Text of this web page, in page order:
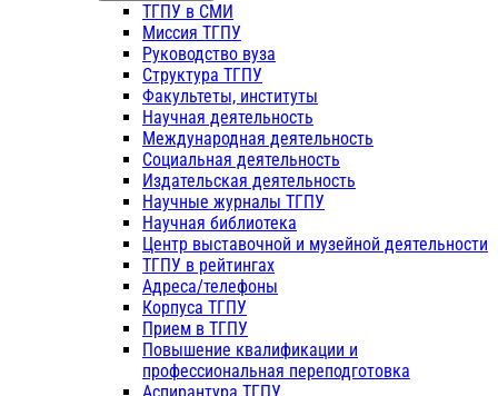
ТГПУ в СМИ
Миссия ТГПУ
Руководство вуза
Структура ТГПУ
Факультеты, институты
Научная деятельность
Международная деятельность
Социальная деятельность
Издательская деятельность
Научные журналы ТГПУ
Научная библиотека
Центр выставочной и музейной деятельности
ТГПУ в рейтингах
Адреса/телефоны
Корпуса ТГПУ
Прием в ТГПУ
Повышение квалификации и
профессиональная переподготовка